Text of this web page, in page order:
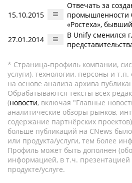
15.10.2015
Отвечать за
промышленности
«Ростеха»,
27.01.2014
В Unify сменился
* Страница-профиль компании,
услуги), технологии, персоны и т.п.
на основе анализа архива
Обрабатываются тексты всех
(новости, включая "Главные
аналитические обзоры рынков,
содержание партнёрских
больше публикаций на CNews
или продукта/услуги, тем более
Профиль может быть дополнен
информацией, в т.ч.
продукте/услуге.